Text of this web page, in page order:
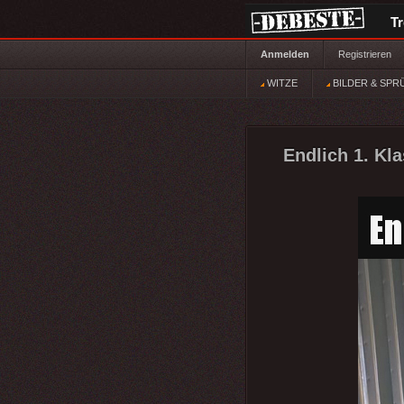
Anmelden Registrieren
WITZE BILDER &
Endlich 1.